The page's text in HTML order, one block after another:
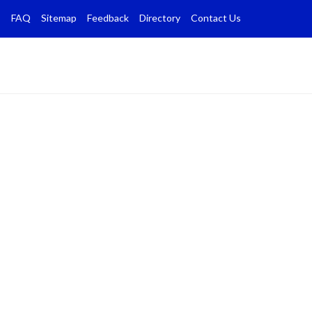
FAQ Sitemap Feedback Directory Contact Us